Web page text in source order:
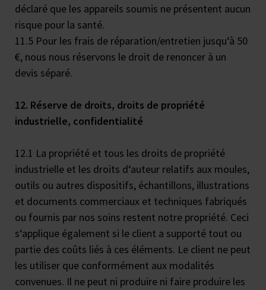
déclaré que les appareils soumis ne présentent aucun
risque pour la santé.
11.5 Pour les frais de réparation/entretien jusqu‘à 50
€, nous nous réservons le droit de renoncer à un
devis séparé.
12. Réserve de droits, droits de propriété
industrielle, confidentialité
12.1 La propriété et tous les droits de propriété
industrielle et les droits d‘auteur relatifs aux moules,
outils ou autres dispositifs, échantillons, illustrations
et documents commerciaux et techniques fabriqués
ou fournis par nos soins restent notre propriété. Ceci
s‘applique également si le client a supporté tout ou
partie des coûts liés à ces éléments. Le client ne peut
les utiliser que conformément aux modalités
convenues. Il ne peut ni produire ni faire produire les